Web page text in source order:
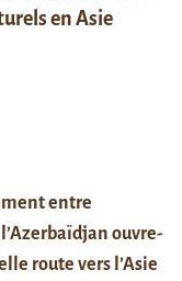
en Asie
entre
ouvre-
route vers l’Asie